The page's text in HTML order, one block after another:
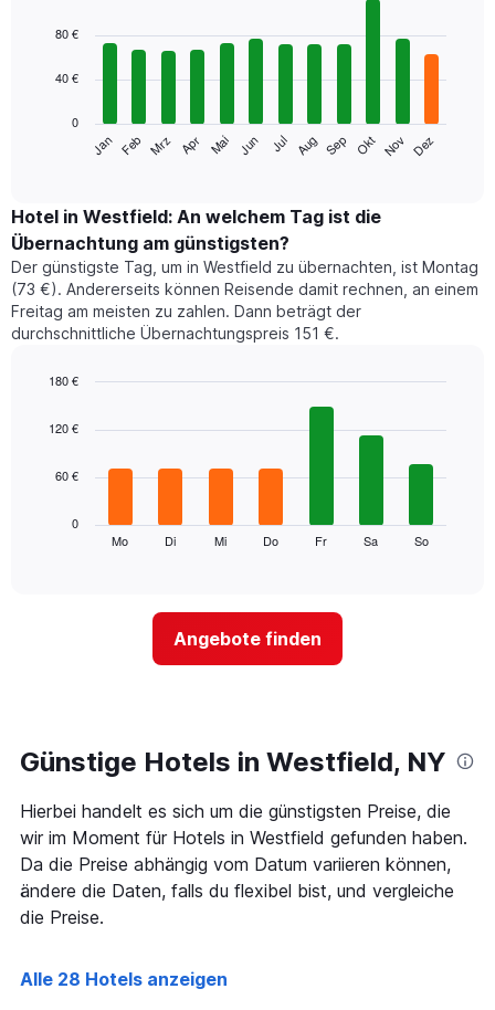
chart
bars.
folgende
den
durchschnittlichen
Zimmerpreis
im
jeweiligen
Monat
an.
Diagramm
die
Monate
Zimmerpreis
anzeigt.
graphic.
Jan Feb Mrz Apr Mai Jun Jul Aug Sep Okt Nov Dez
0
40 €
80 €
Hotel in Westfield: An welchem Tag ist die
Übernachtung am günstigsten?
Der günstigste Tag, um in Westfield zu übernachten, ist Montag
(73 €). Andererseits können Reisende damit rechnen, an einem
Freitag am meisten zu zahlen. Dann beträgt der
durchschnittliche Übernachtungspreis 151 €.
chart
bars.
durchschnittlichen
jeweiligen
Wochentag.
Diagramm
hat
X-
Achse,
die
anzeigt.
Mo Di Mi Do Fr Sa So
0
60 €
120 €
180 €
Angebote finden
Günstige Hotels in Westfield, NY
Hierbei handelt es sich um die günstigsten Preise, die
wir im Moment für Hotels in Westfield gefunden haben.
Da die Preise abhängig vom Datum variieren können,
ändere die Daten, falls du flexibel bist, und vergleiche
die Preise.
Alle 28 Hotels anzeigen